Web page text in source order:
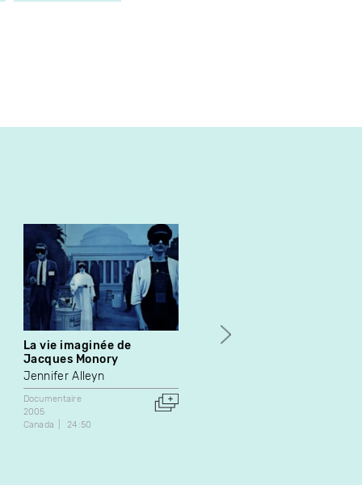
La vie imaginée de
Jacques Monory
Jennifer Alleyn
Documentaire
2005
Canada
24:50
Inside Revolution